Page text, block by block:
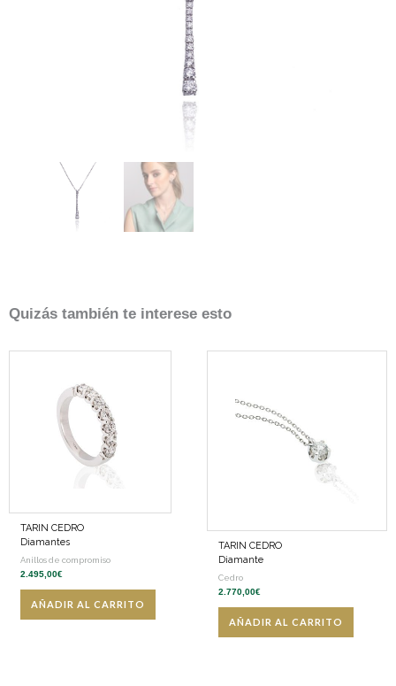
Quizás también te interese esto
TARIN CEDRO
Diamantes
Anillos de compromiso
2.495,00€
AÑADIR AL CARRITO
TARIN CEDRO
Diamante
Cedro
2.770,00€
AÑADIR AL CARRITO